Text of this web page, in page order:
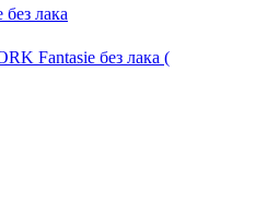
Fantasie без лака (